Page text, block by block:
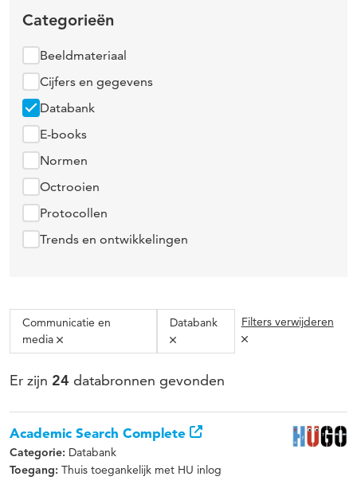
Categorieën
Beeldmateriaal
Cijfers en gegevens
Databank
E-books
Normen
Octrooien
Protocollen
Trends en ontwikkelingen
Communicatie en
media
Databank Filters verwijderen
Er zijn 24 databronnen gevonden
Academic Search Complete
Categorie: Databank
Toegang: Thuis toegankelijk met HU inlog